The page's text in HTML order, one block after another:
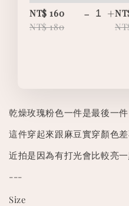
NT$ 160
NT$ 180
- +
乾燥玫瑰粉色一件是最後一件
這件穿起來跟麻豆實穿顏色
近拍是因為有打光會比較亮
---
Size